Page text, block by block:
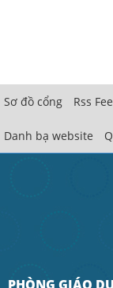
Sơ đồ cổng Rss
Danh bạ website